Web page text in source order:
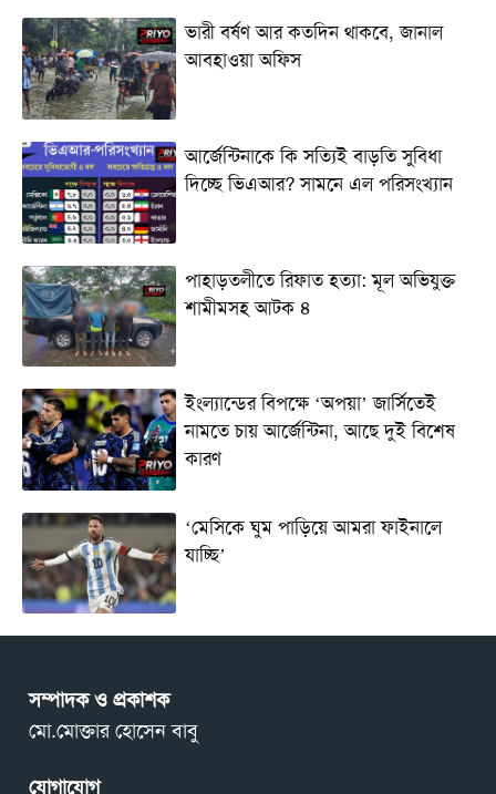
ভারী বর্ষণ আর কতদিন থাকবে, জানাল
আবহাওয়া অফিস
আর্জেন্টিনাকে কি সত্যিই বাড়তি সুবিধা
দিচ্ছে ভিএআর? সামনে এল পরিসংখ্যান
পাহাড়তলীতে রিফাত হত্যা: মূল অভিযুক্ত
শামীমসহ আটক ৪
ইংল্যান্ডের বিপক্ষে ‘অপয়া’ জার্সিতেই
নামতে চায় আর্জেন্টিনা, আছে দুই বিশেষ
কারণ
‘মেসিকে ঘুম পাড়িয়ে আমরা ফাইনালে
যাচ্ছি’
সম্পাদক ও প্রকাশক
মো.মোক্তার হোসেন বাবু
যোগাযোগ